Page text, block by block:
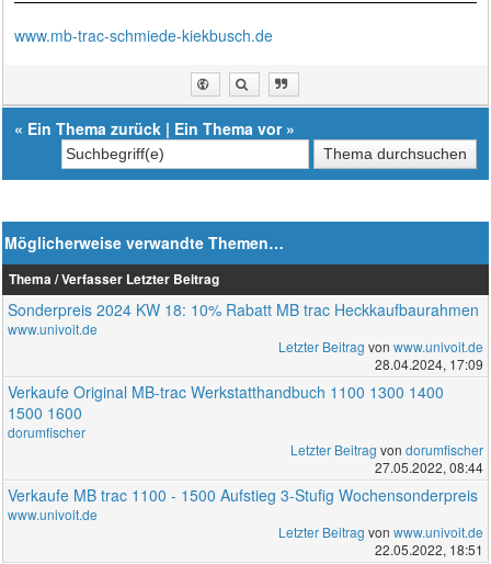
www.mb-trac-schmiede-kiekbusch.de
« Ein Thema zurück | Ein Thema vor»
Möglicherweise verwandte Themen…
Thema / Verfasser Letzter Beitrag
Sonderpreis 2024 KW 18: 10% Rabatt MB trac Heckkaufbaurahmen
www.univoit.de
Letzter Beitrag von www.univoit.de
28.04.2024, 17:09
Verkaufe Original MB-trac Werkstatthandbuch 1100 1300 1400
1500 1600
dorumfischer
Letzter Beitrag von dorumfischer
27.05.2022, 08:44
Verkaufe MB trac 1100 - 1500 Aufstieg 3-Stufig Wochensonderpreis
www.univoit.de
Letzter Beitrag von www.univoit.de
22.05.2022, 18:51